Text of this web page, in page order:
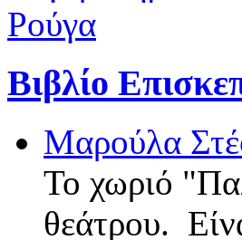
Βιβλίο
Μαρούλα
Το χωριό
θεάτρου.